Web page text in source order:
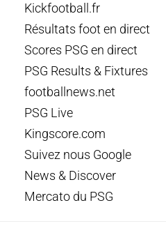
Kickfootball.fr
Résultats foot en direct
Scores PSG en direct
PSG Results & Fixtures
footballnews.net
PSG Live
Kingscore.com
Suivez nous Google
News & Discover
Mercato du PSG